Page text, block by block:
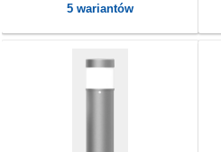
5 wariantów